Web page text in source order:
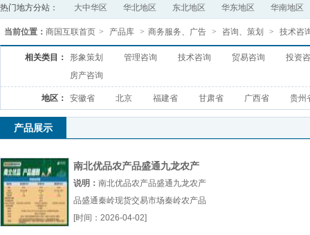
热门地方分站： 大中华区 华北地区 东北地区 华东地区 华南地区
当前位置： 商国互联首页 > 产品库 > 商务服务、广告 > 咨询、策划 > 技术咨
相关类目： 形象策划 管理咨询 技术咨询 贸易咨询
投资
房产咨询
地区： 安徽省 北京 福建省 甘肃省 广西省 贵州
产品展示
南北优品农产品盛通九龙农产
品盛通秦岭现货交易市场
说明： 南北优品农产品盛通九龙农产
品盛通秦岭现货交易市场秦岭农产品
厂（...『秦岭农产品』
[时间：2026-04-02]